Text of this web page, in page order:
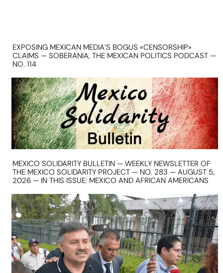
EXPOSING MEXICAN MEDIA’S BOGUS «CENSORSHIP»
CLAIMS — SOBERANIA, THE MEXICAN POLITICS PODCAST —
NO. 114
MEXICO SOLIDARITY BULLETIN — WEEKLY NEWSLETTER OF
THE MEXICO SOLIDARITY PROJECT — NO. 283 — AUGUST 5,
2026 — IN THIS ISSUE: MEXICO AND AFRICAN AMERICANS